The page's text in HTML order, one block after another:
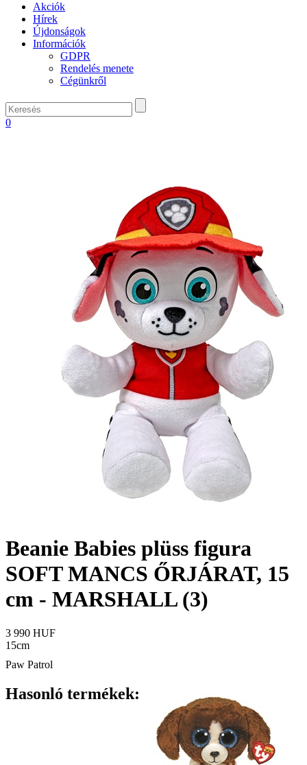
Akciók
Hírek
Újdonságok
Információk
GDPR
Rendelés menete
Cégünkről
0
Beanie Babies plüss figura
SOFT MANCS ŐRJÁRAT, 15
cm - MARSHALL (3)
3 990 HUF
15cm
Paw Patrol
Hasonló termékek: